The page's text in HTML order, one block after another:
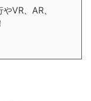
VR、AR、